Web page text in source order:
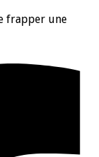
frapper une